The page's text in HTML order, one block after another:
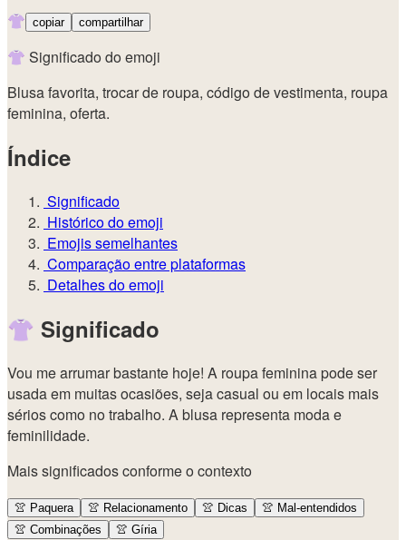
👚 copiar compartilhar
👚 Significado do emoji
Blusa favorita, trocar de roupa, código de vestimenta, roupa
feminina, oferta.
Índice
Significado
Histórico do emoji
Emojis semelhantes
Comparação entre plataformas
Detalhes do emoji
👚 Significado
Vou me arrumar bastante hoje! A roupa feminina pode ser
usada em muitas ocasiões, seja casual ou em locais mais
sérios como no trabalho. A blusa representa moda e
feminilidade.
Mais significados conforme o contexto
👚 Paquera 👚 Relacionamento 👚 Dicas 👚 Mal-entendidos
👚 Combinações 👚 Gíria